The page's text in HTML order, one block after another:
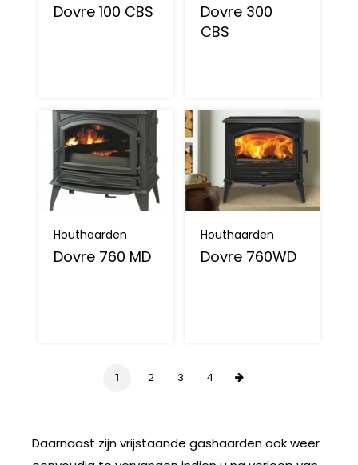
Dovre 100 CBS
Dovre 300
CBS
Houthaarden
Dovre 760 MD
Houthaarden
Dovre 760WD
1 2 3 4
Daarnaast zijn vrijstaande gashaarden ook weer